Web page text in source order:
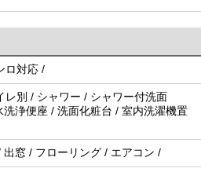
ロ対応 /
レ別 / シャワー / シャワー付洗面
洗浄便座 / 洗面化粧台 / 室内洗濯機置
出窓 / フローリング / エアコン /